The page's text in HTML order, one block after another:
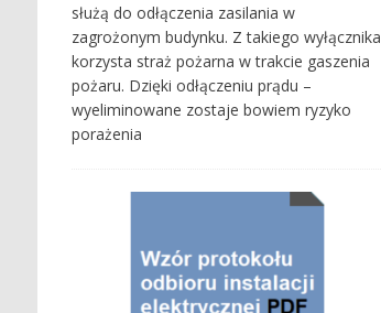
służą do odłączenia zasilania w
zagrożonym budynku. Z takiego wyłącznika
korzysta straż pożarna w trakcie gaszenia
pożaru. Dzięki odłączeniu prądu –
wyeliminowane zostaje bowiem ryzyko
porażenia